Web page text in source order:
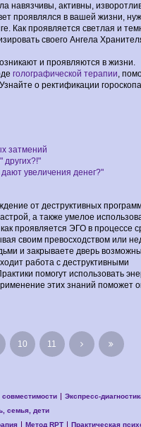
навязчивы, активны,
проявлялся в вашей жизни,
Как проявляется светлая и
своего Ангела
и проявляются в жизни.
голографической терапии,
о ректификации
затмений
других?!"
увеличения денег?"
от деструктивных
а также умелое
проявляется ЭГО в процессе
своим превосходством или
и закрываете дверь
работа с деструктивными
помогут использовать
этих знаний поможет
10 11
совместимости
Экспресс-
семья, дети
Метод RPT Практическая